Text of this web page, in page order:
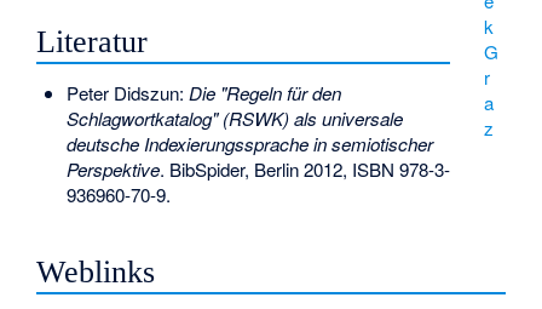
k
G
r
a
z
Literatur
Peter Didszun: Die "Regeln für den
Schlagwortkatalog" (RSWK) als universale
deutsche Indexierungssprache in semiotischer
Perspektive. BibSpider, Berlin 2012, ISBN 978-3-
936960-70-9.
Weblinks